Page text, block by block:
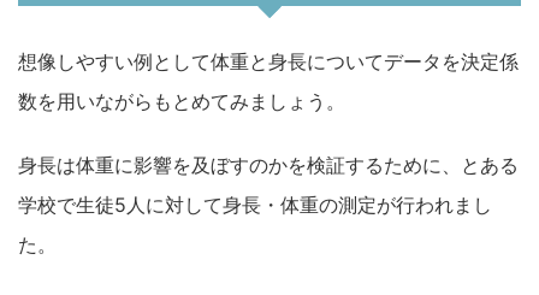
想像しやすい例として体重と身長についてデータを決定係
数を用いながらもとめてみましょう。
身長は体重に影響を及ぼすのかを検証するために、とある
学校で生徒5人に対して身長・体重の測定が行われまし
た。